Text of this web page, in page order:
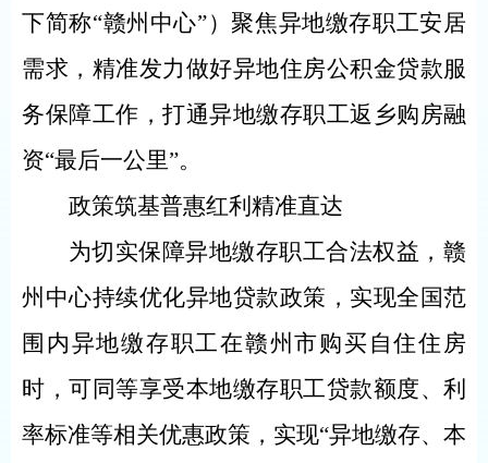
下简称“赣州中心”）聚焦异地缴存职工安居
需求，精准发力做好异地住房公积金贷款服
务保障工作，打通异地缴存职工返乡购房融
资“最后一公里”。
政策筑基普惠红利精准直达
为切实保障异地缴存职工合法权益，赣
州中心持续优化异地贷款政策，实现全国范
围内异地缴存职工在赣州市购买自住住房
时，可同等享受本地缴存职工贷款额度、利
率标准等相关优惠政策，实现“异地缴存、本